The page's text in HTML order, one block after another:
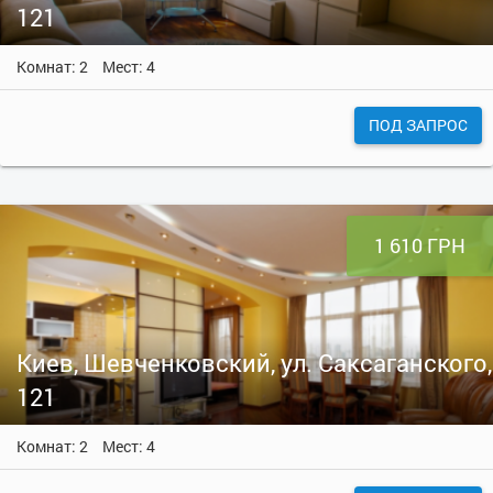
121
Комнат: 2 Мест: 4
ПОД ЗАПРОС
1 610 ГРН
Киев, Шевченковский, ул. Саксаганского,
121
Комнат: 2 Мест: 4